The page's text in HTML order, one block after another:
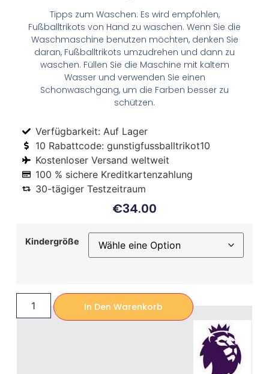
Tipps zum Waschen: Es wird empfohlen,
Fußballtrikots von Hand zu waschen. Wenn Sie die
Waschmaschine benutzen möchten, denken Sie
daran, Fußballtrikots umzudrehen und dann zu
waschen. Füllen Sie die Maschine mit kaltem
Wasser und verwenden Sie einen
Schonwaschgang, um die Farben besser zu
schützen.
Verfügbarkeit: Auf Lager
10 Rabattcode: gunstigfussballtrikot10
Kostenloser Versand weltweit
100 % sichere Kreditkartenzahlung
30-tägiger Testzeitraum
€34.00
Kindergröße
In Den Warenkorb